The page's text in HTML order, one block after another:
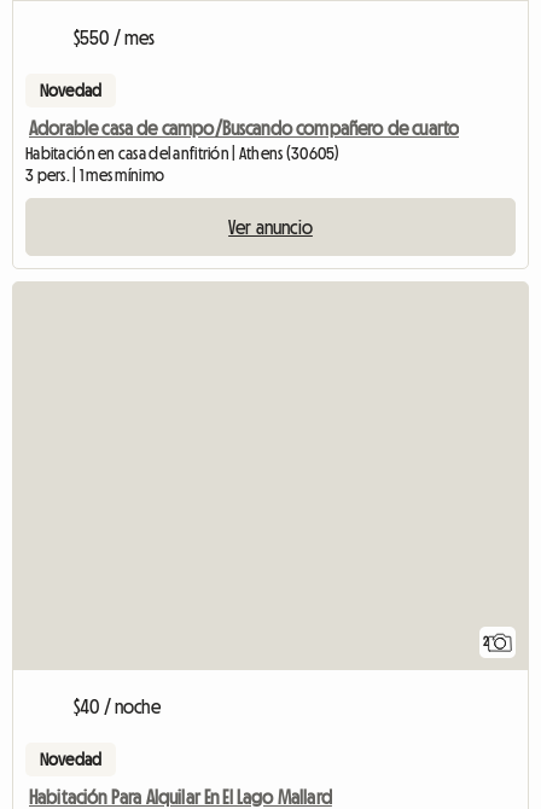
$550 / mes
Novedad
Adorable casa de campo/Buscando compañero de cuarto
Habitación en casa del anfitrión | Athens (30605)
3 pers. | 1 mes mínimo
Ver anuncio
2
$40 / noche
Novedad
Habitación Para Alquilar En El Lago Mallard